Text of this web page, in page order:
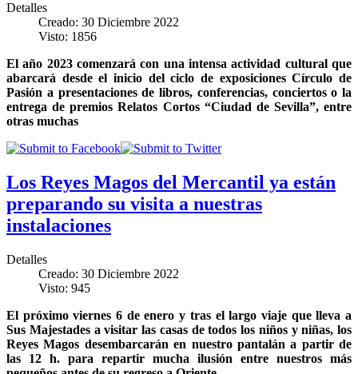
Detalles
Creado: 30 Diciembre 2022
Visto: 1856
El año 2023 comenzará con una intensa actividad cultural que
abarcará desde el inicio del ciclo de exposiciones Círculo de
Pasión a presentaciones de libros, conferencias, conciertos o la
entrega de premios Relatos Cortos “Ciudad de Sevilla”, entre
otras muchas
Los Reyes Magos del Mercantil ya están
preparando su visita a nuestras
instalaciones
Detalles
Creado: 30 Diciembre 2022
Visto: 945
El próximo viernes 6 de enero y tras el largo viaje que lleva a
Sus Majestades a visitar las casas de todos los niños y niñas, los
Reyes Magos desembarcarán en nuestro pantalán a partir de
las 12 h. para repartir mucha ilusión entre nuestros más